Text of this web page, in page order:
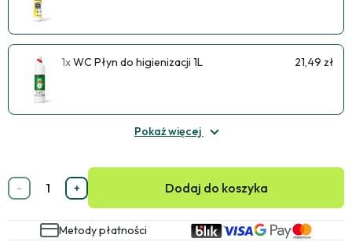
1xWC Płyn do higienizacji 1L 21,49 zł
Pokaż więcej
- + Dodaj do koszyka
Metody płatności